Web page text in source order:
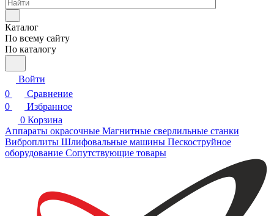
Каталог
По всему сайту
По каталогу
Войти
0
Сравнение
0
Избранное
0 Корзина
Аппараты окрасочные Магнитные сверлильные станки
Виброплиты Шлифовальные машины Пескоструйное
оборудование Сопутствующие товары